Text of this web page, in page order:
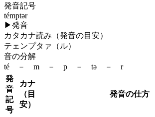
発音記号
témptər
▶発音
カタカナ読み（発音の目安）
テェンプタァ（ル）
音の分解
té － m － p － tə － r
発
音
記
号
カナ
（目
安）
発音の仕方